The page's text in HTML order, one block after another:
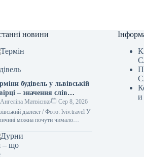
новини
будівель у львівській
– значення слів
“креденс”,
Ангеліна Матвієнко
Сер 8, 2026
діалект / Фото: lviv.travel У
можна почути чимало
навіть досвідченого
и